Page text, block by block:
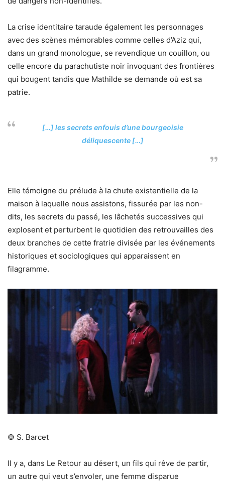
La crise identitaire taraude également les personnages
avec des scènes mémorables comme celles d’Aziz qui,
dans un grand monologue, se revendique un couillon, ou
celle encore du parachutiste noir invoquant des frontières
qui bougent tandis que Mathilde se demande où est sa
patrie.
[…] les secrets enfouis d’une bourgeoisie
déliquescente […]
Elle témoigne du prélude à la chute existentielle de la
maison à laquelle nous assistons, fissurée par les non-
dits, les secrets du passé, les lâchetés successives qui
explosent et perturbent le quotidien des retrouvailles des
deux branches de cette fratrie divisée par les événements
historiques et sociologiques qui apparaissent en
filagramme.
© S. Barcet
Il y a, dans Le Retour au désert, un fils qui rêve de partir,
un autre qui veut s’envoler, une femme disparue